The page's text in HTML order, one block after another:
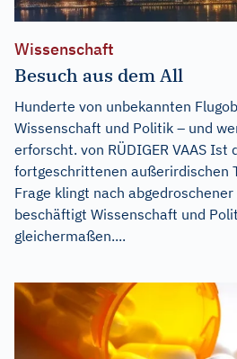
Wissenschaft
Besuch aus dem All
Hunderte von unbekannten
Wissenschaft und Politik – und
erforscht. von RÜDIGER VAAS
fortgeschrittenen außerirdischen
Frage klingt nach
beschäftigt Wissenschaft und
gleichermaßen....